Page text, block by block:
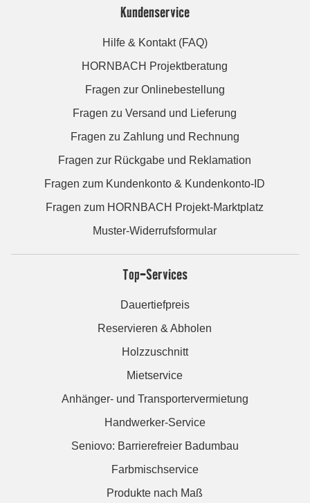
Kundenservice
Hilfe & Kontakt (FAQ)
HORNBACH Projektberatung
Fragen zur Onlinebestellung
Fragen zu Versand und Lieferung
Fragen zu Zahlung und Rechnung
Fragen zur Rückgabe und Reklamation
Fragen zum Kundenkonto & Kundenkonto-ID
Fragen zum HORNBACH Projekt-Marktplatz
Muster-Widerrufsformular
Top-Services
Dauertiefpreis
Reservieren & Abholen
Holzzuschnitt
Mietservice
Anhänger- und Transportervermietung
Handwerker-Service
Seniovo: Barrierefreier Badumbau
Farbmischservice
Produkte nach Maß